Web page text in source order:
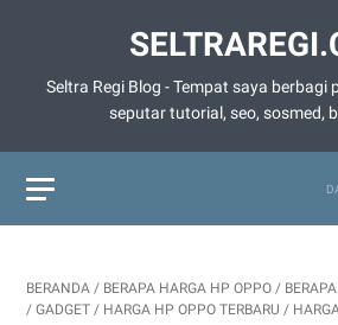
Seltra Regi Blog - Tempat saya berbagi
seputar tutorial, seo, sosmed,
BERANDA / BERAPA HARGA HP OPPO /
/ GADGET / HARGA HP OPPO TERBARU /